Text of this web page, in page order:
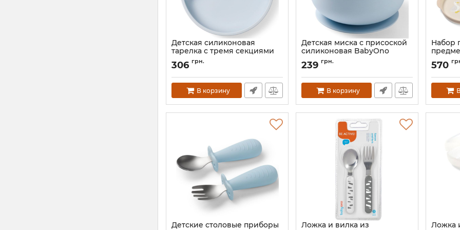
Детская силиконовая
тарелка с тремя секциями
BabyOno
Артикул:
306 грн.
В корзину
Детская миска с присоской
силиконовая BabyOno
Артикул:1481/01
239 грн.
В корзину
Набор
Артикул:
570
Детские столовые приборы
Ложка и вилка из
Ложка